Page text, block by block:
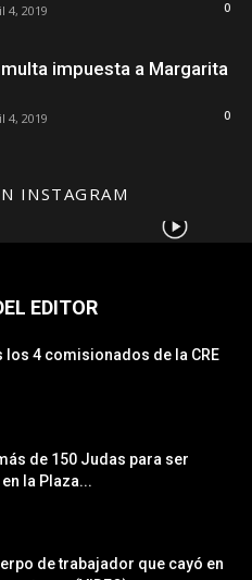
4, 2019 0
impuesta a Margarita
4, 2019 0
INSTAGRAM
EDITOR
los 4 comisionados de la CRE
de 150 Judas para ser
la Plaza...
de trabajador que cayó en